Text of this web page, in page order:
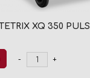
- +